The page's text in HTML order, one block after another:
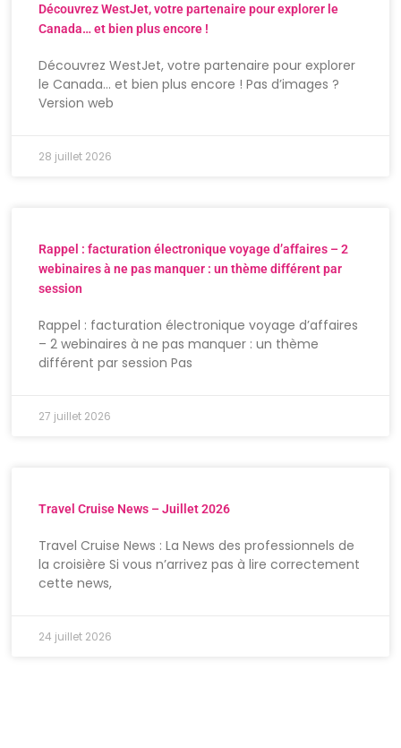
Découvrez WestJet, votre partenaire pour explorer le
Canada… et bien plus encore !
Découvrez WestJet, votre partenaire pour explorer
le Canada… et bien plus encore ! Pas d’images ?
Version web
28 juillet 2026
Rappel : facturation électronique voyage d’affaires – 2
webinaires à ne pas manquer : un thème différent par
session
Rappel : facturation électronique voyage d’affaires
– 2 webinaires à ne pas manquer : un thème
différent par session Pas
27 juillet 2026
Travel Cruise News – Juillet 2026
Travel Cruise News : La News des professionnels de
la croisière Si vous n’arrivez pas à lire correctement
cette news,
24 juillet 2026